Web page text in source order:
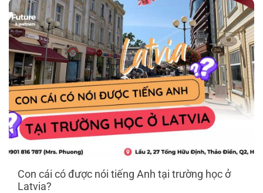
trình định cư Châu Âu dễ dàng nhất hiện nay? Hãy cùng
EFP tìm hiểu nhé!
Con cái có được nói tiếng Anh tại trường học ở
Latvia?